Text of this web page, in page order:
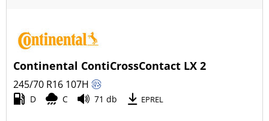
Continental ContiCrossContact LX 2
245/70 R16 107H
D C 71 db EPREL